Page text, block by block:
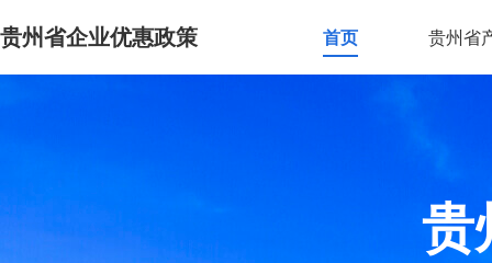
贵州省企业优惠政策 首页 贵州省
贵